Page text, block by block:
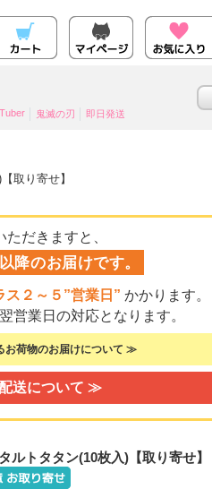
鬼滅の刃 即日発送
取り寄せ】
だきますと、
降のお届けです。
ス２～５”営業日” かかります。
営業日の対応となります。
お荷物のお届けについて ≫
送について ≫
ルトタタン(10枚入)【取り寄せ】